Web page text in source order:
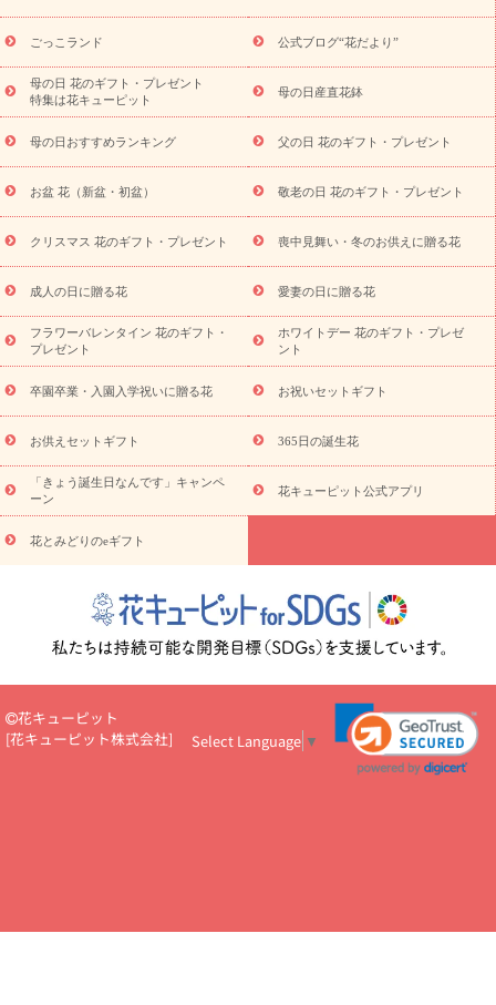
ら探す
お祝いの花特集 当日配達特急便 お祝い商品一覧
念日
結婚祝い 出産祝い 退院祝い・快気祝い
寿祝い
プチギフト ペットのお祝いフラワー
供え・お悔やみ商品一覧
お供え・お悔やみの花
四十九日法要以
降に贈る花
通夜・葬儀に贈る花
お供え お花とセットギフト
お供え プリザーブドフラワー
ペットのお供えフラワー
お盆（新
盆・初盆）
その他 お祝い返し お見舞い
お取り寄せギフト
ビジネス用
ご自宅用 観葉植物 ミディ胡蝶蘭
プリザーブ
ドフラワー
スタイルから探す アレンジメント 花束
スタ
ンド花
お祝い お供え・お悔やみ 胡蝶蘭 胡蝶蘭・花鉢
ディ胡蝶蘭・お祝い
ミディ胡蝶蘭・お供え
世界初の青色胡蝶蘭
観葉植物
観葉植物 産直多肉植物
プリザーブドフラワー
お祝い
お供え・お悔やみ 花とセットギフト
セミオーダー
プチギフト（hanamore -ハナモア-）
花とみどりのeギフト
キューピットのeGfit
カラー ピンク イエローオレンジ
レッ
ド
お花の種類 トルコキキョウ
お祝い お祝い・3000円～ お祝い・4000円～
お祝い・
5000円～
お祝い・7000円～ お祝い・ 10000円～
お供え・お
悔やみ
円～
お供え・お悔やみ・
読み物
いのマナー
定年退職祝いのマナー
お祝いを贈るときのマナー・
花キューピットのお祝いコラム一覧
誕生日のお花を「色
彩心理学」で選ぶ方法
結婚祝いの予算相場
出産祝いお役立ち情
ール
新築引っ越し祝いコラム お祝い花のマナー総まとめ
職
場上司や先輩へ贈るお祝い花の正解は？
開店祝いの花 選び方ガイ
あり)
花キューピット×専門家
CO2排出量削減 / SDGsを考える
ごっこランド 公式ブログ“花だより”
母の日 花のギフト・プレゼント
特集は花キューピット
母の日産直花鉢
母の日おすすめランキング 父の日 花のギフト・プレゼント
お盆 花（新盆・初盆） 敬老の日 花のギフト・プレゼント
クリスマス 花のギフト・プレゼント 喪中見舞い・冬のお供えに贈る花
成人の日に贈る花 愛妻の日に贈る花
フラワーバレンタイン 花のギフト・
プレゼント
ホワイトデー 花のギフト・プレゼ
ント
卒園卒業・入園入学祝いに贈る花 お祝いセットギフト
お供えセットギフト 365日の誕生花
「きょう誕生日なんです」キャンペ
ーン
花キューピット公式アプリ
花とみどりのeギフト
花キューピット
[花キューピット株式会社] Select Language ▼